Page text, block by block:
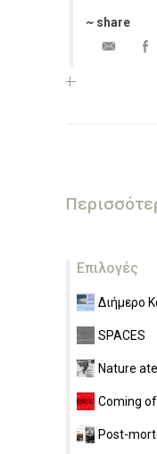
~ share
Επιλογές
Διήμερο
SPACES
Nature
Coming
Post-